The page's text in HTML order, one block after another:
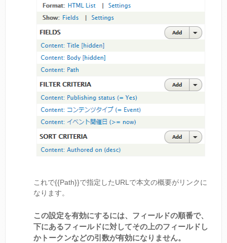
これで{{Path}}で指定したURLで本文の概要がリンクに
なります。
この設定を有効にするには、フィールドの順番で、
下にあるフィールドに対してその上のフィールドし
かトークンなどの引数が有効になりません。